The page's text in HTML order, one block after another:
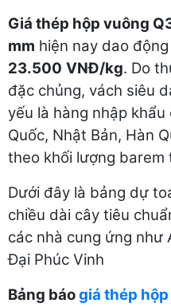
Giá thép hộp vuông
mm hiện nay dao
23.500 VNĐ/kg. Do
đặc chủng, vách siêu
yếu là hàng nhập
Quốc, Nhật Bản, Hàn
theo khối lượng barem
Dưới đây là bảng dự
chiều dài cây tiêu
các nhà cung ứng như
Đại Phúc Vinh
Bảng báogiá thép